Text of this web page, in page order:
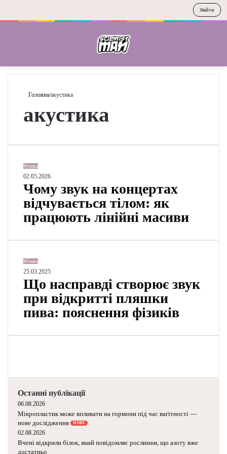
Головна/акустика
акустика
Ч
о
м
з
к
а
к
о
ц
е
т
і
ч
у
в
а
є
Фізика
02.05.2026
Чому звук на концертах
відчувається тілом: як
працюють лінійні масиви
Щ
о
н
с
а
с
о
р
ю
є
з
Фізика
25.03.2025
Що насправді створює звук
при відкритті пляшки
пива: пояснення фізиків
Останні публікації
06.08.2026
Мікропластик може впливати на гормони під час вагітності —
нове дослідження
НОВЕ
02.08.2026
Вчені відкрили білок, який повідомляє рослинам, що азоту вже
достатньо
Увійти